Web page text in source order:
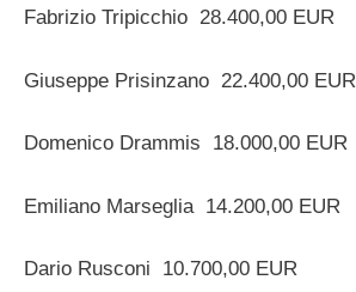
Fabrizio Tripicchio 28.400,00 EUR
Giuseppe Prisinzano 22.400,00 EUR
Domenico Drammis 18.000,00 EUR
Emiliano Marseglia 14.200,00 EUR
Dario Rusconi 10.700,00 EUR